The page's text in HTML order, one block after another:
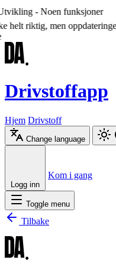
- Noen funksjoner
helt riktig, men oppdateringer
Drivstoffapp
Hjem Drivstoff
Change language
Logg inn
Kom i gang
Toggle menu
Tilbake